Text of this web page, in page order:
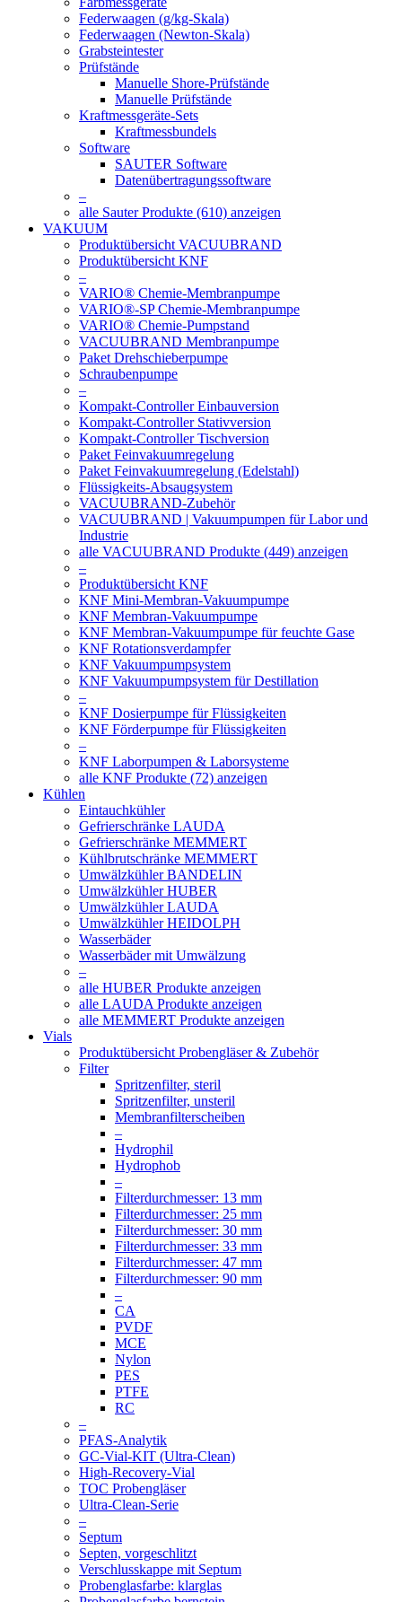
Federwaagen (g/kg-Skala)
Federwaagen (Newton-Skala)
Grabsteintester
Prüfstände
Manuelle Shore-Prüfstände
Manuelle Prüfstände
Kraftmessgeräte-Sets
Kraftmessbundels
Software
SAUTER Software
Datenübertragungssoftware
–
alle Sauter Produkte (610) anzeigen
VAKUUM
Produktübersicht VACUUBRAND
Produktübersicht KNF
–
VARIO® Chemie-Membranpumpe
VARIO®-SP Chemie-Membranpumpe
VARIO® Chemie-Pumpstand
VACUUBRAND Membranpumpe
Paket Drehschieberpumpe
Schraubenpumpe
–
Kompakt-Controller Einbauversion
Kompakt-Controller Stativversion
Kompakt-Controller Tischversion
Paket Feinvakuumregelung
Paket Feinvakuumregelung (Edelstahl)
Flüssigkeits-Absaugsystem
VACUUBRAND-Zubehör
VACUUBRAND | Vakuumpumpen für Labor und
Industrie
alle VACUUBRAND Produkte (449) anzeigen
–
Produktübersicht KNF
KNF Mini-Membran-Vakuumpumpe
KNF Membran-Vakuumpumpe
KNF Membran-Vakuumpumpe für feuchte Gase
KNF Rotationsverdampfer
KNF Vakuumpumpsystem
KNF Vakuumpumpsystem für Destillation
–
KNF Dosierpumpe für Flüssigkeiten
KNF Förderpumpe für Flüssigkeiten
–
KNF Laborpumpen & Laborsysteme
alle KNF Produkte (72) anzeigen
Kühlen
Eintauchkühler
Gefrierschränke LAUDA
Gefrierschränke MEMMERT
Kühlbrutschränke MEMMERT
Umwälzkühler BANDELIN
Umwälzkühler HUBER
Umwälzkühler LAUDA
Umwälzkühler HEIDOLPH
Wasserbäder
Wasserbäder mit Umwälzung
–
alle HUBER Produkte anzeigen
alle LAUDA Produkte anzeigen
alle MEMMERT Produkte anzeigen
Vials
Produktübersicht Probengläser & Zubehör
Filter
Spritzenfilter, steril
Spritzenfilter, unsteril
Membranfilterscheiben
–
Hydrophil
Hydrophob
–
Filterdurchmesser: 13 mm
Filterdurchmesser: 25 mm
Filterdurchmesser: 30 mm
Filterdurchmesser: 33 mm
Filterdurchmesser: 47 mm
Filterdurchmesser: 90 mm
–
CA
PVDF
MCE
Nylon
PES
PTFE
RC
–
PFAS-Analytik
GC-Vial-KIT (Ultra-Clean)
High-Recovery-Vial
TOC Probengläser
Ultra-Clean-Serie
–
Septum
Septen, vorgeschlitzt
Verschlusskappe mit Septum
Probenglasfarbe: klarglas